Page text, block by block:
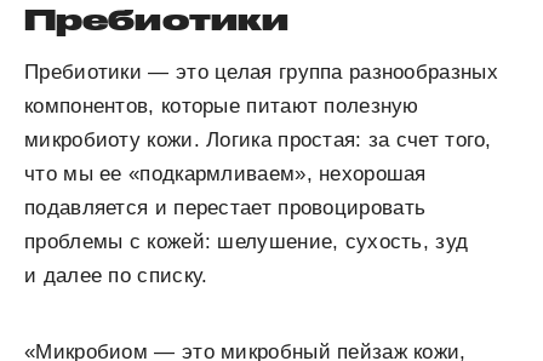
Пребиотики
Пребиотики — это целая группа разнообразных
компонентов, которые питают полезную
микробиоту кожи. Логика простая: за счет того,
что мы ее «подкармливаем», нехорошая
подавляется и перестает провоцировать
проблемы с кожей: шелушение, сухость, зуд
и далее по списку.
«Микробиом — это микробный пейзаж кожи,